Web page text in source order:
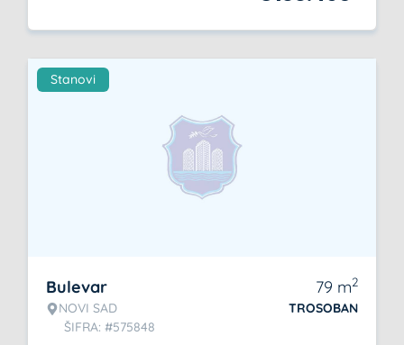
Stanovi
Bulevar
NOVI SAD
ŠIFRA: #575848
79 m2
TROSOBAN